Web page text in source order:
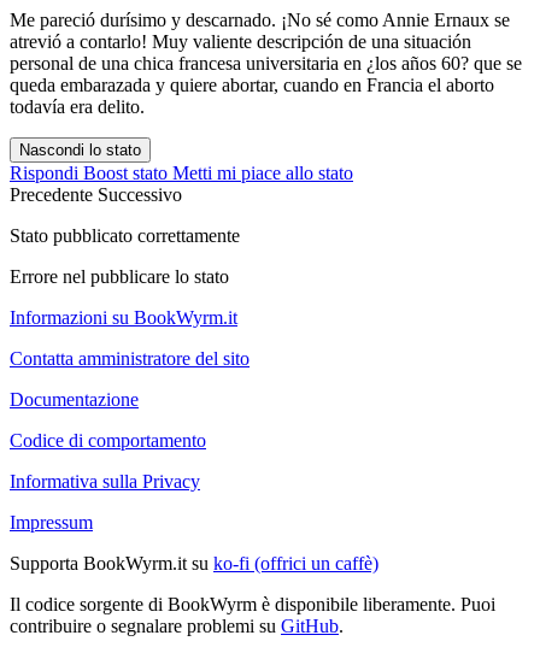
Me pareció durísimo y descarnado. ¡No sé como Annie Ernaux se
atrevió a contarlo! Muy valiente descripción de una situación
personal de una chica francesa universitaria en ¿los años 60? que se
queda embarazada y quiere abortar, cuando en Francia el aborto
todavía era delito.
Nascondi lo stato
Rispondi Boost stato Metti mi piace allo stato
Precedente Successivo
Stato pubblicato correttamente
Errore nel pubblicare lo stato
Informazioni su BookWyrm.it
Contatta amministratore del sito
Documentazione
Codice di comportamento
Informativa sulla Privacy
Impressum
Supporta BookWyrm.it su ko-fi (offrici un caffè)
Il codice sorgente di BookWyrm è disponibile liberamente. Puoi
contribuire o segnalare problemi su GitHub.